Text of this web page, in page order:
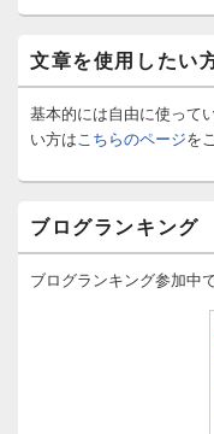
文章を使用したい
基本的には自由に使って
い方はこちらのページを
ブログランキング
ブログランキング参加中で